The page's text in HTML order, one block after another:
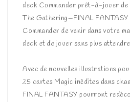
deck Commander prêt-à-jouer
The Gathering—FINAL FANTASY
Commander de venir dans votre
deck et de jouer sans plus
Avec de nouvelles illustrations
25 cartes Magic inédites dans
FINAL FANTASY pourront